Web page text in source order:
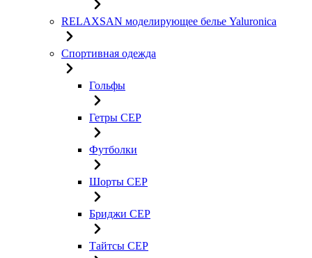
RELAXSAN моделирующее белье Yaluroniсa
Спортивная одежда
Гольфы
Гетры CEP
Футболки
Шорты CEP
Бриджи CEP
Тайтсы CEP